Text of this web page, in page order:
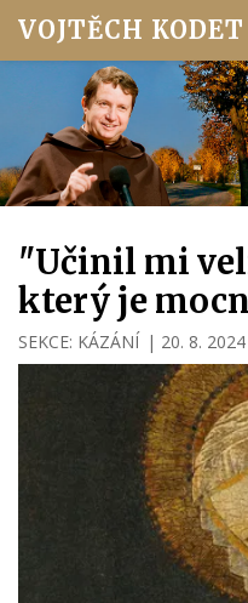
VOJTĚCH KODET
"Učinil mi
který je
SEKCE: KÁZÁNÍ | 20. 8. 2024